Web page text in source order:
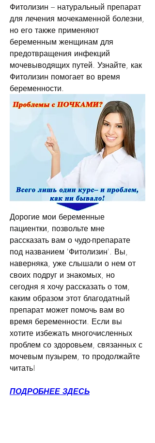
Фитолизин – натуральный препарат
для лечения мочекаменной болезни,
но его также применяют
беременным женщинам для
предотвращения инфекций
мочевыводящих путей. Узнайте, как
Фитолизин помогает во время
беременности.
Дорогие мои беременные
пациентки, позвольте мне
рассказать вам о чудо-препарате
под названием 'Фитолизин'. Вы,
наверняка, уже слышали о нем от
своих подруг и знакомых, но
сегодня я хочу рассказать о том,
каким образом этот благодатный
препарат может помочь вам во
время беременности. Если вы
хотите избежать многочисленных
проблем со здоровьем, связанных с
мочевым пузырем, то продолжайте
читать!
ПОДРОБНЕЕ ЗДЕСЬ